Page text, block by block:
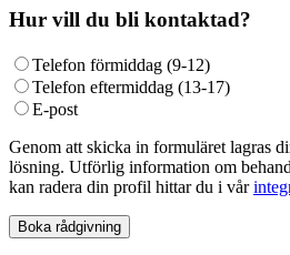
Hur vill du bli kontaktad?
Telefon förmiddag (9-12)
Telefon eftermiddag (13-17)
E-post
Genom att skicka in formuläret lagras
lösning. Utförlig information om
kan radera din profil hittar du i vår
Boka rådgivning